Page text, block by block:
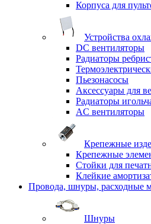
Корпуса для
Устройства
DC вентиляторы
Радиаторы
Пьезонасосы
Аксессуары для
Радиаторы
AC вентиляторы
Крепежные
Крепежные
Стойки для
Клейкие
Провода, шнуры, расходные
Шнуры